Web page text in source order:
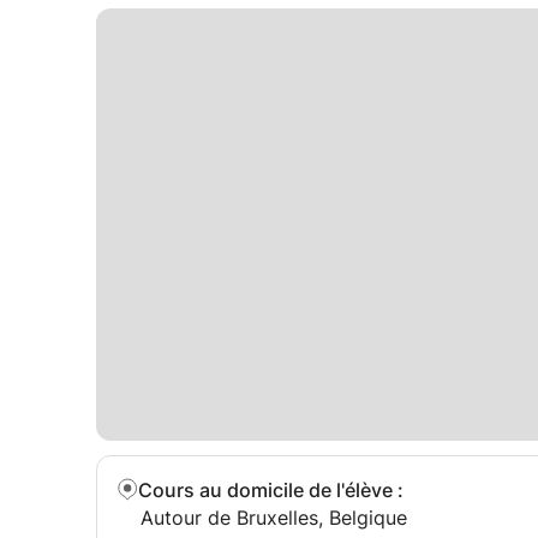
Cours au domicile de l'élève :
Autour de Bruxelles, Belgique